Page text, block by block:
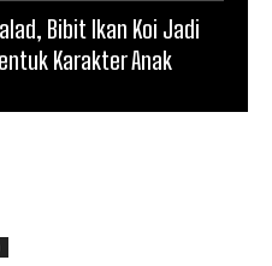
Bibit Ikan Koi Jadi
Karakter Anak